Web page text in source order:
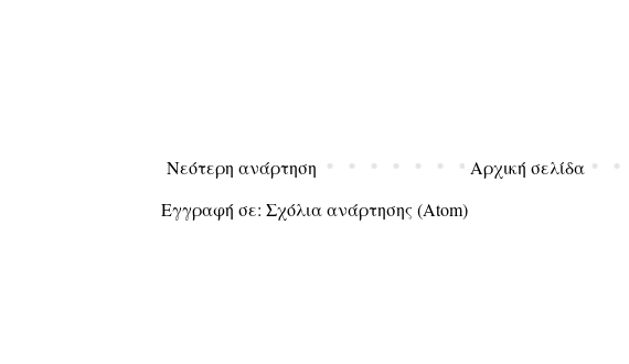
Νεότερη ανάρτηση
Αρχική σελίδα
Εγγραφή σε: Σχόλια ανάρτησης (Atom)